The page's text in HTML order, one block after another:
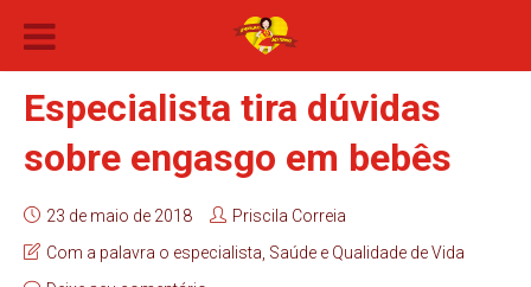
Especialista tira dúvidas
sobre engasgo em bebês
23 de maio de 2018
Priscila Correia
Com a palavra o especialista Saúde e Qualidade de Vida